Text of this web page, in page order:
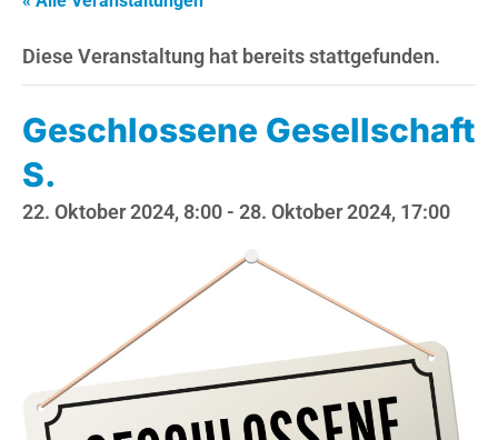
Diese Veranstaltung hat bereits stattgefunden.
Geschlossene Gesellschaft
S.
22. Oktober 2024, 8:00 - 28. Oktober 2024, 17:00